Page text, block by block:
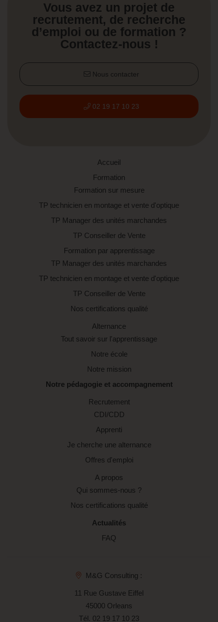
Vous avez un projet de
recrutement, de recherche
d’emploi ou de formation ?
Contactez-nous !
Nous contacter
02 19 17 10 23
Accueil
Formation
Formation sur mesure
TP technicien en montage et vente d'optique
TP Manager des unités marchandes
TP Conseiller de Vente
Formation par apprentissage
TP Manager des unités marchandes
TP technicien en montage et vente d'optique
TP Conseiller de Vente
Nos certifications qualité
Alternance
Tout savoir sur l'apprentissage
Notre école
Notre mission
Notre pédagogie et accompagnement
Recrutement
CDI/CDD
Apprenti
Je cherche une alternance
Offres d'emploi
A propos
Qui sommes-nous ?
Nos certifications qualité
Actualités
FAQ
M&G Consulting :
11 Rue Gustave Eiffel
45000 Orleans
Tél. 02 19 17 10 23